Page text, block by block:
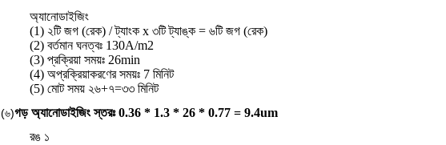
অ্যানোডাইজিং
(1) ২টি জগ (রেক) / ট্যাংক x ৩টি ট্যাঙ্ক = ৬টি জগ (রেক)
(2) বর্তমান ঘনত্বঃ 130A/m2
(3) প্রক্রিয়া সময়ঃ 26min
(4) অপ্রক্রিয়াকরণের সময়ঃ 7 মিনিট
(5) মোট সময় ২৬+৭=৩৩ মিনিট
(৬)গড় অ্যানোডাইজিং স্তরঃ 0.36 * 1.3 * 26 * 0.77 = 9.4um
রঙ ১